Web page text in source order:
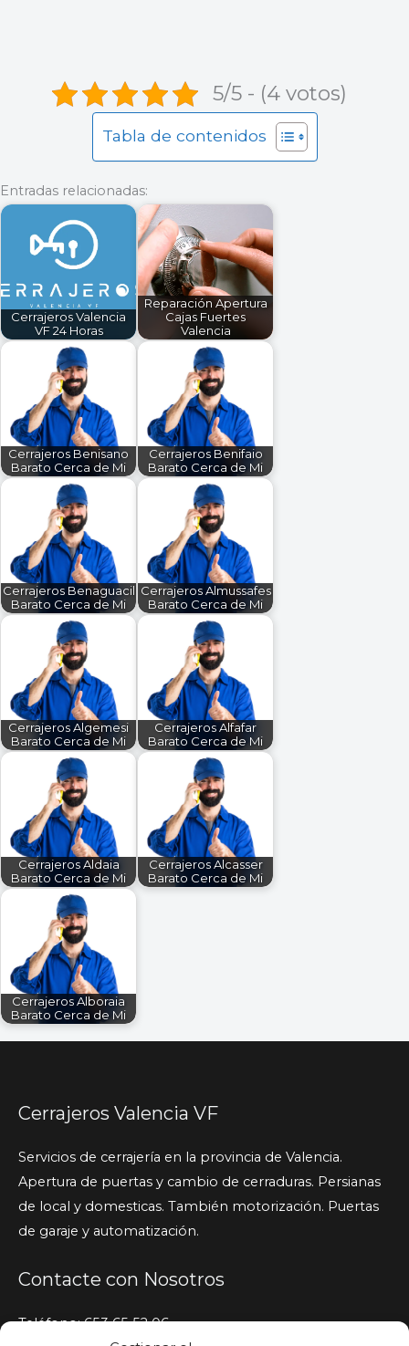
5/5 - (4 votos)
Tabla de contenidos
Entradas relacionadas:
Cerrajeros Valencia
VF 24 Horas
Reparación Apertura
Cajas Fuertes
Valencia
Cerrajeros Benisano
Barato Cerca de Mi
Cerrajeros Benifaio
Barato Cerca de Mi
Cerrajeros Benaguacil
Barato Cerca de Mi
Cerrajeros Almussafes
Barato Cerca de Mi
Cerrajeros Algemesi
Barato Cerca de Mi
Cerrajeros Alfafar
Barato Cerca de Mi
Cerrajeros Aldaia
Barato Cerca de Mi
Cerrajeros Alcasser
Barato Cerca de Mi
Cerrajeros Alboraia
Barato Cerca de Mi
Cerrajeros Valencia VF
Servicios de cerrajería en la provincia de Valencia.
Apertura de puertas y cambio de cerraduras. Persianas
de local y domesticas. También motorización. Puertas
de garaje y automatización.
Contacte con Nosotros
Teléfono: 653 65 52 06